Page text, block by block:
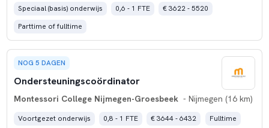
Speciaal (basis) onderwijs 0,6 - 1 FTE
€ 3622 - 5520
Parttime of fulltime
NOG 5 DAGEN
Ondersteuningscoördinator
Montessori College Nijmegen-Groesbeek - Nijmegen (16 km)
Voortgezet onderwijs 0,8 - 1 FTE € 3644 - 6432 Fulltime